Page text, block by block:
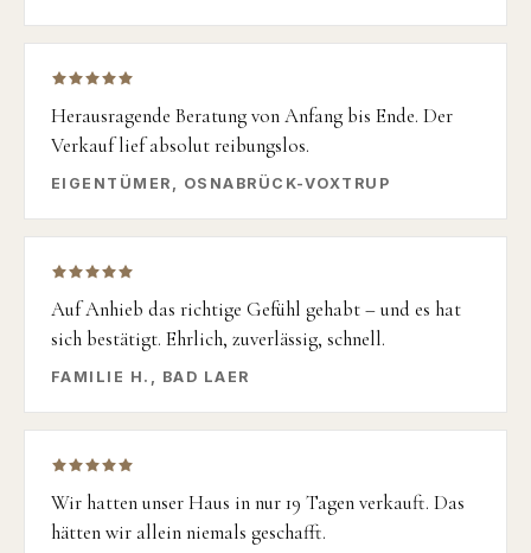
Herausragende Beratung von Anfang bis Ende. Der
Verkauf lief absolut reibungslos.
EIGENTÜMER, OSNABRÜCK-VOXTRUP
Auf Anhieb das richtige Gefühl gehabt – und es hat
sich bestätigt. Ehrlich, zuverlässig, schnell.
FAMILIE H., BAD LAER
Wir hatten unser Haus in nur 19 Tagen verkauft. Das
hätten wir allein niemals geschafft.